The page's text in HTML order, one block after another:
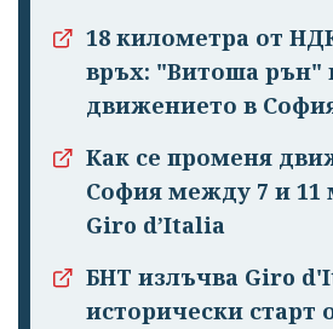
18 километра от
връх: "Витоша рън"
движението в
Как се променя
София между 7 и 11
Giro d’Italia
БНТ излъчва Giro
исторически старт